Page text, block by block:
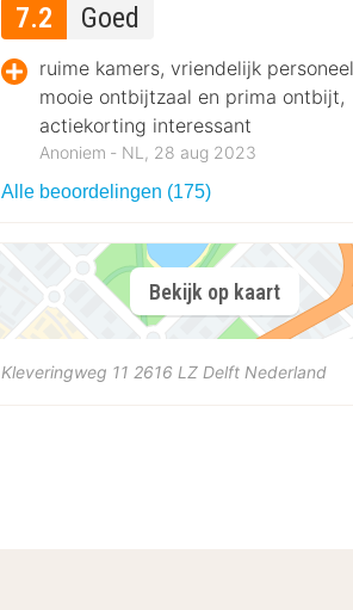
7.2 Goed
ruime kamers, vriendelijk
mooie ontbijtzaal en prima ontbijt,
actiekorting interessant
Anoniem ‐ NL, 28 aug 2023
Alle beoordelingen (175)
Bekijk op kaart
Kleveringweg 11 2616 LZ Delft Nederland